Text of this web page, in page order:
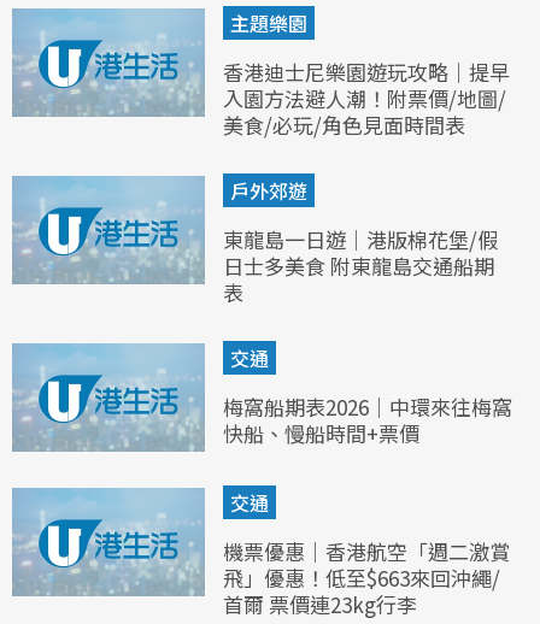
主題樂園
香港迪士尼樂園遊玩攻略｜提早
入園方法避人潮！附票價/地圖/
美食/必玩/角色見面時間表
戶外郊遊
東龍島一日遊｜港版棉花堡/假
日士多美食 附東龍島交通船期
表
交通
梅窩船期表2026｜中環來往梅窩
快船、慢船時間+票價
交通
機票優惠｜香港航空「週二激賞
飛」優惠！低至$663來回沖繩/
首爾 票價連23kg行李